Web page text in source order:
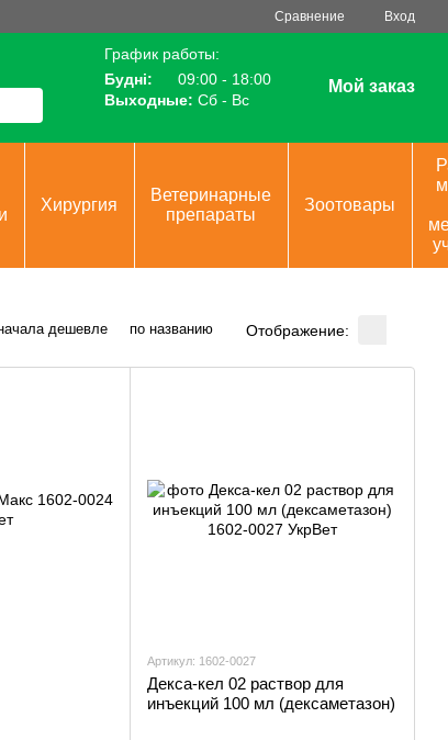
Сравнение Вход
График работы:
Будні:
09:00 - 18:00
Выходные: Сб - Вс
Мой заказ
Хирургия
Ветеринарные
препараты
Зоотовары
дешевле по названию Отображение:
Артикул: 1602-0027
Декса-кел 02 раствор для
инъекций 100 мл (дексаметазон)